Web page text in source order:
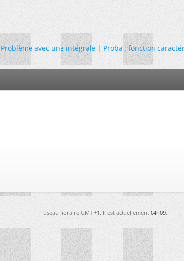
Problème avec une intégrale|Proba : fonction
Fuseau horaire GMT +1. Il est actuellement04h09.